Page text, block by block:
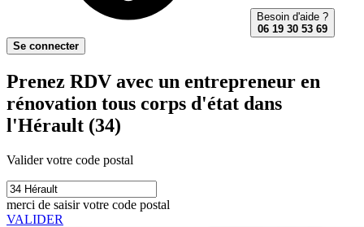
Besoin d'aide ?
06 19 30 53 69
Se connecter
Prenez RDV avec un entrepreneur en
rénovation tous corps d'état dans
l'Hérault (34)
Valider votre code postal
merci de saisir votre code postal
VALIDER